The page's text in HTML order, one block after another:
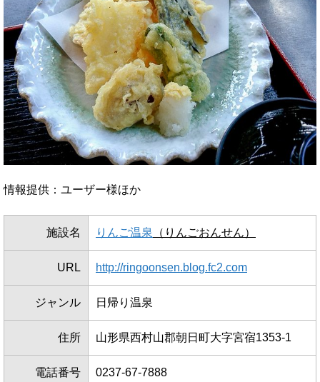
情報提供：ユーザー様ほか
施設名 りんご温泉 （りんごおんせん）
URL http://ringoonsen.blog.fc2.com
ジャンル 日帰り温泉
住所 山形県西村山郡朝日町大字宮宿1353-1
電話番号 0237-67-7888